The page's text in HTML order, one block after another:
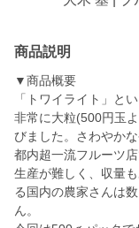
商品説明
▼商品概要
「トワイライト」と
非常に大粒(500円玉
びました。さわやか
都内超一流フルーツ
生産が難しく、収量
る国内の農家さんは
ん。